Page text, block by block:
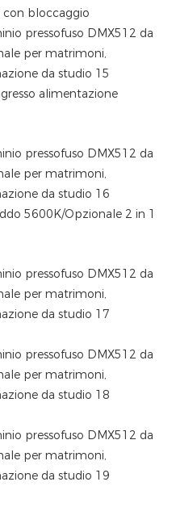
con bloccaggio
alimentazione
5600K/Opzionale 2 in 1